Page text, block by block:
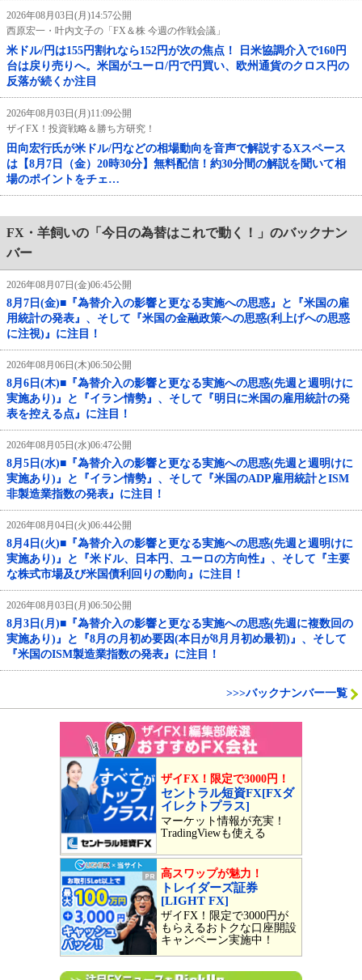
2026年08月03日(月)14:57公開
西原宏一・叶内文子の「FX＆株 今週の作戦会議」
米ドル/円は155円割れなら152円が次の焦点！ 日米協調介入で160円
台は戻り売りへ。米国がユーロ/円で円買い、欧州通貨のクロス円の
反落が続くか注目
2026年08月03日(月)11:09公開
ザイFX！投資戦略＆勝ち方研究！
田向宏行氏が米ドル/円などの相場動向を音声で解説するXスペース
は【8月7日（金）20時30分】無料配信！約30分間の解説を聞いて相
場のポイントをチェ…
FX・羊飼いの「今日の為替はこれで動く！」のバックナン
バー
2026年08月07日(金)06:45公開
8月7日(金)■『為替介入の影響と更なる実施への思惑』と『米国の雇
用統計の発表』、そして『米国の金融政策への思惑(利上げへの思惑
に注視)』に注目！
2026年08月06日(木)06:50公開
8月6日(木)■『為替介入の影響と更なる実施への思惑(先週と週明けに
実施あり)』と『イラン情勢』、そして『明日に米国の雇用統計の発
表を控える点』に注目！
2026年08月05日(水)06:47公開
8月5日(水)■『為替介入の影響と更なる実施への思惑(先週と週明けに
実施あり)』と『イラン情勢』、そして『米国のADP雇用統計とISM
非製造業指数の発表』に注目！
2026年08月04日(火)06:44公開
8月4日(火)■『為替介入の影響と更なる実施への思惑(先週と週明けに
実施あり)』と『米ドル、日本円、ユーロの方向性』、そして『主要
な株式市場及び米国債利回りの動向』に注目！
2026年08月03日(月)06:50公開
8月3日(月)■『為替介入の影響と更なる実施への思惑(先週に複数回の
実施あり)』と『8月の月初め要因(本日が8月月初め最初)』、そして
『米国のISM製造業指数の発表』に注目！
>>>バックナンバー一覧
ザイFX！限定で3000円！
セントラル短資FX[FXダ
イレクトプラス]
マーケット情報が充実！
TradingViewも使える
高スワップが魅力！
トレイダーズ証券
[LIGHT FX]
ザイFX！限定で3000円が
もらえるおトクな口座開設
キャンペーン実施中！